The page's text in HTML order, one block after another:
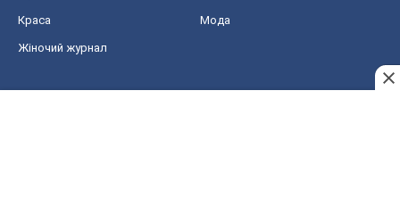
Краса Мода
Жіночий журнал